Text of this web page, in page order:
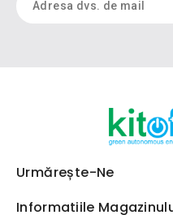
Urmărește-Ne
Informatiile